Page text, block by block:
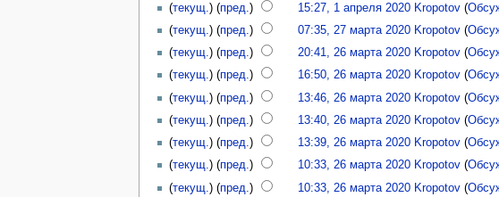
(текущ. ) (пред. ) 15:27, 1 апреля 2020 Kropotov(
(текущ. ) (пред. ) 07:35, 27 марта 2020 Kropotov(
(текущ.) (пред.) 20:41, 26 марта 2020 Kropotov(
(текущ.) (пред.) 16:50, 26 марта 2020 Kropotov(
(текущ. ) (пред. ) 13:46, 26 марта 2020 Kropotov(
(текущ.) (пред.) 13:40, 26 марта 2020 Kropotov(
(текущ.) (пред.) 13:39, 26 марта 2020 Kropotov(
(текущ.) (пред.) 10:33, 26 марта 2020 Kropotov(
(текущ. ) (пред. ) 10:33, 26 марта 2020 Kropotov(